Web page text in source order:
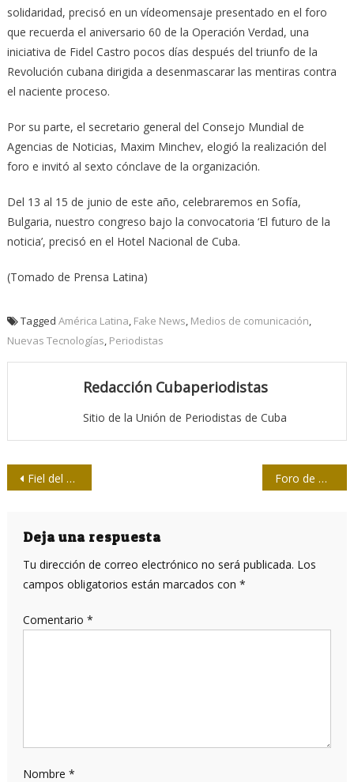
solidaridad, precisó en un vídeomensaje presentado en el foro
que recuerda el aniversario 60 de la Operación Verdad, una
iniciativa de Fidel Castro pocos días después del triunfo de la
Revolución cubana dirigida a desenmascarar las mentiras contra
el naciente proceso.
Por su parte, el secretario general del Consejo Mundial de
Agencias de Noticias, Maxim Minchev, elogió la realización del
foro e invitó al sexto cónclave de la organización.
Del 13 al 15 de junio de este año, celebraremos en Sofía,
Bulgaria, nuestro congreso bajo la convocatoria ‘El futuro de la
noticia’, precisó en el Hotel Nacional de Cuba.
(Tomado de Prensa Latina)
Tagged América Latina, Fake News, Medios de comunicación,
Nuevas Tecnologías, Periodistas
Redacción Cubaperiodistas
Sitio de la Unión de Periodistas de Cuba
Navegación
entradas
Fiel del Lenguaje 3: Concordancia Foro de Davos 2019: Miseria creciente; protestas sociales; repudios contra Bolsonaro
Deja una respuesta
Tu dirección de correo electrónico no será publicada. Los
campos obligatorios están marcados con *
Comentario *
Nombre *